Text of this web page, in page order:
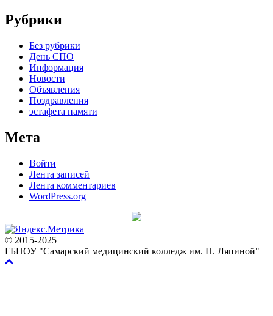
Рубрики
Без рубрики
День СПО
Информация
Новости
Объявления
Поздравления
эстафета памяти
Мета
Войти
Лента записей
Лента комментариев
WordPress.org
© 2015-2025
ГБПОУ "Самарский медицинский колледж им. Н. Ляпиной"